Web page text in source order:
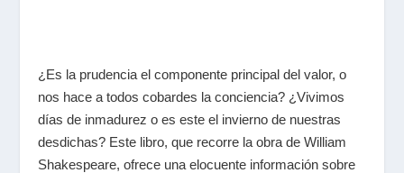
¿Es la prudencia el componente principal del valor, o
nos hace a todos cobardes la conciencia? ¿Vivimos
días de inmadurez o es este el invierno de nuestras
desdichas? Este libro, que recorre la obra de William
Shakespeare, ofrece una elocuente información sobre